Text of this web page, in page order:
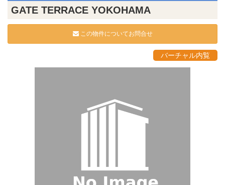
GATE TERRACE YOKOHAMA
この物件についてお問合せ
バーチャル内覧